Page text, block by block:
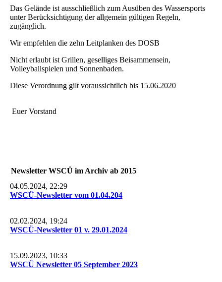
Das Gelände ist ausschließlich zum Ausüben des Wassersports
unter Berücksichtigung der allgemein gültigen Regeln,
zugänglich.
Wir empfehlen die zehn Leitplanken des DOSB
Nicht erlaubt ist Grillen, geselliges Beisammensein,
Volleyballspielen und Sonnenbaden.
Diese Verordnung gilt voraussichtlich bis 15.06.2020
Euer Vorstand
Newsletter WSCÜ im Archiv ab 2015
04.05.2024, 22:29
WSCÜ-Newsletter vom 01.04.204
02.02.2024, 19:24
WSCÜ-Newsletter 01 v. 29.01.2024
15.09.2023, 10:33
WSCÜ Newsletter 05 September 2023